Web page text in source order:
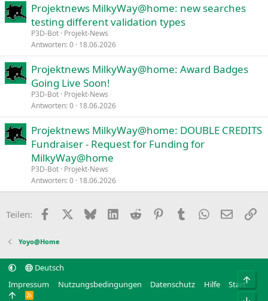
Projektnews MilkyWay@home: new searches
testing different validation types
P3D-Bot Projekt-News
Antworten 0 18.06.2026
Projektnews MilkyWay@home: Award Badges
Going Live Soon!
P3D-Bot Projekt-News
Antworten 0 18.06.2026
Projektnews MilkyWay@home: DOUBLE CREDITS
Fundraiser - Request for Funding for
MilkyWay@home
P3D-Bot Projekt-News
Antworten 0 18.06.2026
Teilen: Facebook BlueskyLinkedIn
Reddit PinterestTumblr WhatsApp
E-Mail
Yoyo@Home
Deutsch
Impressum
Nutzungsbedingungen Datenschutz Hilfe Start
R